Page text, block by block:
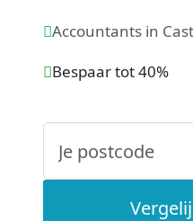
Accountants in
Bespaar tot 40%